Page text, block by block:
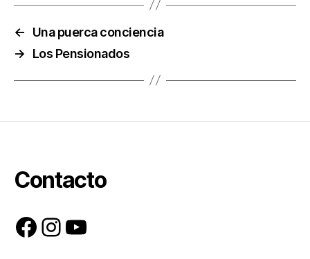
←
Una puerca conciencia
→
Los Pensionados
Contacto
Facebook
Instagram
YouTube